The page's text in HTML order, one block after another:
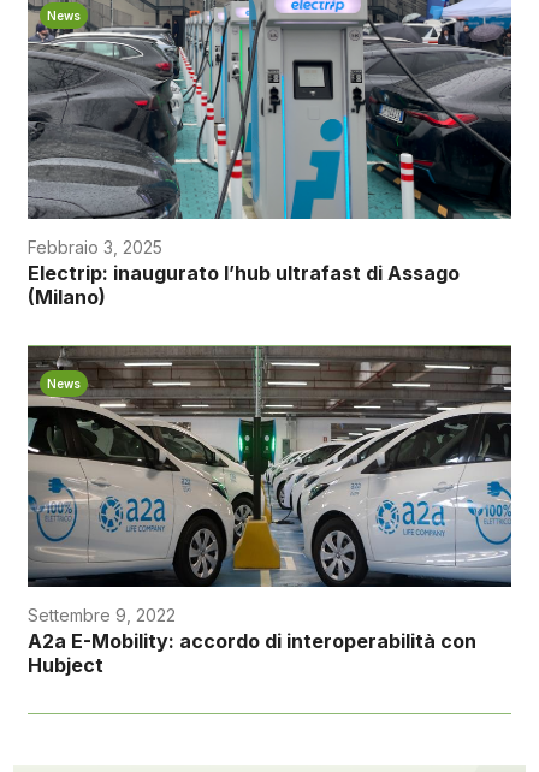
News
Febbraio 3, 2025
Electrip: inaugurato l’hub ultrafast di Assago
(Milano)
News
Settembre 9, 2022
A2a E-Mobility: accordo di interoperabilità con
Hubject